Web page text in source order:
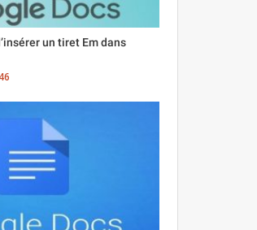
un tiret Em dans